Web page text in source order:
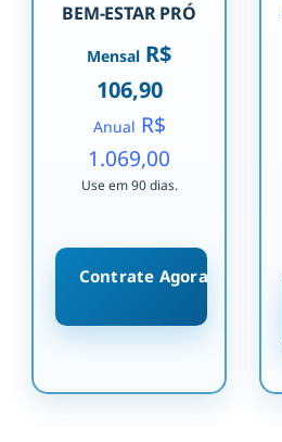
BEM-ESTAR PRÓ
Mensal R$
106,90
Anual R$
1.069,00
Use em 90 dias.
Contrate Agora